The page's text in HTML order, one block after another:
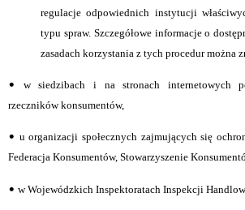
regulacje odpowiednich instytucji
typu spraw. Szczegółowe informacje o
zasadach korzystania z tych procedur można
•
w siedzibach i na stronach internetowych
rzeczników konsumentów,
• u organizacji społecznych zajmujących się
Federacja Konsumentów, Stowarzyszenie
• w Wojewódzkich Inspektoratach Inspekcji